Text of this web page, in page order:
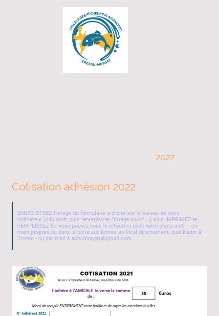
2022
Cotisation adhésion 2022
ENREGISTREZ l'image du formulaire a droite sur le bureau de votre
ordinateur (clic droit, puis "enregistrer l’image sous" …), puis IMPRIMEZ-le.
REMPLISSEZ-le. Vous pouvez nous le retourner avec votre photo soit : - en
main propres ou dans la boite aux lettres au local directement, quai Kador à
Crozon - ou par mail à appcmorgat@gmail.com